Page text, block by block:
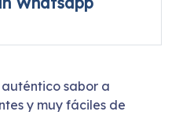
auténtico sabor a
y muy fáciles de